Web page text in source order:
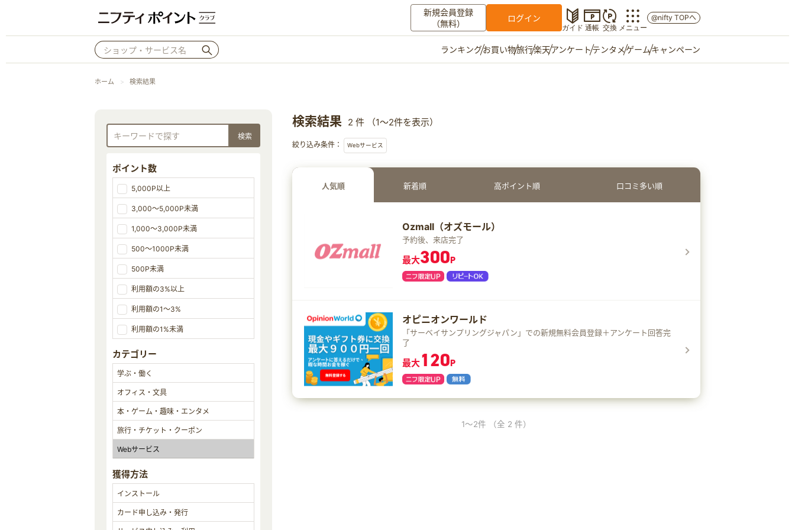
新規会員登録
（無料）
ログイン
ガイド 通帳 交換 メニュー
その他
お知らせ
初心者ガイド
よくある質問
ご意見箱
@nifty TOPへ
ランキングお買い物旅行楽天アンケートテンタメゲームキャンペーン
ホーム 検索結果
ポイント数
5,000P以上
3,000～5,000P未満
1,000～3,000P未満
500～1000P未満
500P未満
利用額の3%以上
利用額の1～3%
利用額の1%未満
カテゴリー
獲得方法
検索結果 2 件 （1～2件を表示）
絞り込み条件： Webサービス
人気順 新着順 高ポイント順 口コミ多い順
Ozmall（オズモール）
予約後、来店完了
最大300P
オピニオンワールド
「サーベイサンプリングジャパン」での新規無料会員登録＋アンケート回答完
了
最大120P
1～2件 （全 2 件）